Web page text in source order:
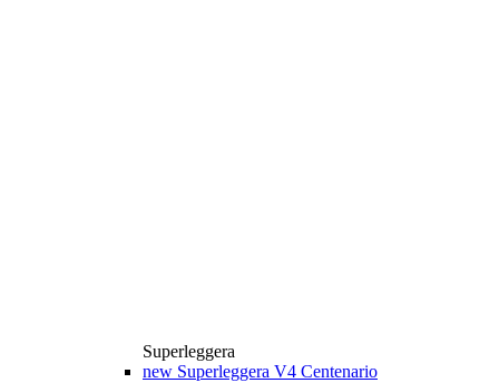
Superleggera
new Superleggera V4 Centenario